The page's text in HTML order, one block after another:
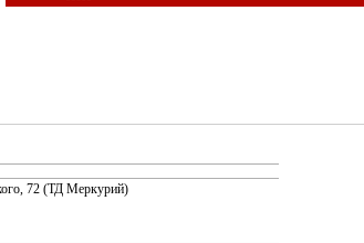
72 (ТД Меркурий)